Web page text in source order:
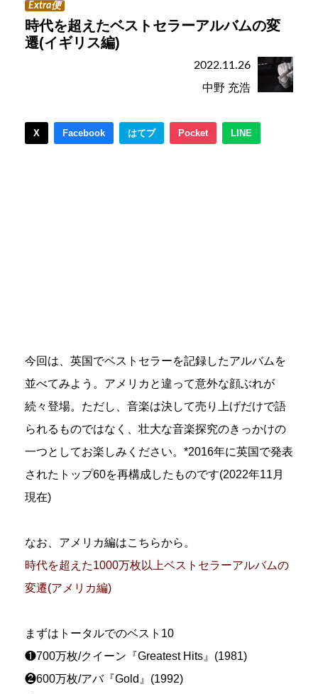
Extra便
時代を超えたベストセラーアルバムの変
遷(イギリス編)
2022.11.26
中野 充浩
X Facebook はてブ Pocket LINE
今回は、英国でベストセラーを記録したアルバムを
並べてみよう。アメリカと違って意外な顔ぶれが
続々登場。ただし、音楽は決して売り上げだけで語
られるものではなく、壮大な音楽探究のきっかけの
一つとしてお楽しみください。*2016年に英国で発表
されたトップ60を再構成したものです(2022年11月
現在)
なお、アメリカ編はこちらから。
時代を超えた1000万枚以上ベストセラーアルバムの
変遷(アメリカ編)
まずはトータルでのベスト10
❶700万枚/クイーン『Greatest Hits』(1981)
❷600万枚/アバ『Gold』(1992)